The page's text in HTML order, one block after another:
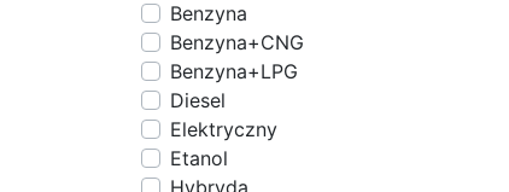
Benzyna
Benzyna+CNG
Benzyna+LPG
Diesel
Elektryczny
Etanol
Hybryda